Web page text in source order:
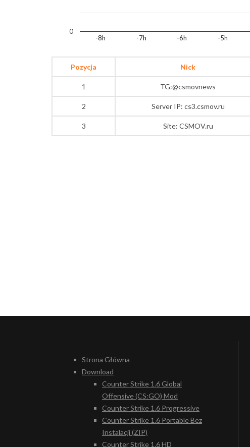
-8h -7h -6h -5h
0
Pozycja Nick
1 TG:@csmovnews
2 Server IP: cs3.csmov.ru
3 Site: CSMOV.ru
Strona Główna
Download
Counter Strike 1.6 Global
Offensive (CS:GO) Mod
Counter Strike 1.6 Progressive
Counter Strike 1.6 Portable Bez
Instalacji (ZIP)
Counter Strike 1.6 HD